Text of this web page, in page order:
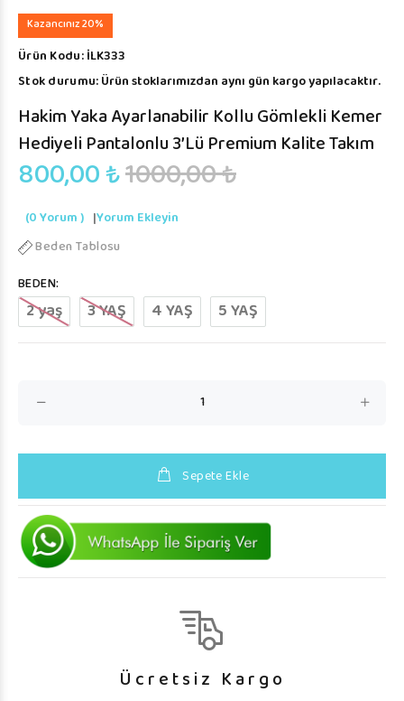
Kazancınız 20%
Ürün Kodu:İLK333
Stok durumu:Ürün stoklarımızdan aynı gün kargo yapılacaktır.
Hakim Yaka Ayarlanabilir Kollu Gömlekli Kemer
Hediyeli Pantalonlu 3’lü Premium Kalite Takım
800,00 ₺1000,00 ₺
(0 Yorum ) |Yorum Ekleyin
Beden Tablosu
BEDEN:
2 yaş 3 YAŞ 4 YAŞ 5 YAŞ
Sepete Ekle
Ücretsiz Kargo